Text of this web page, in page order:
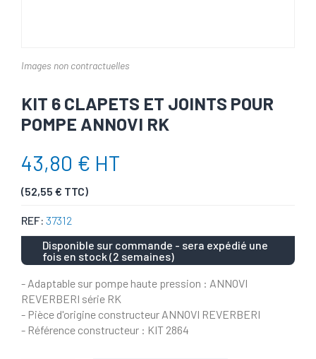
Images non contractuelles
KIT 6 CLAPETS ET JOINTS POUR
POMPE ANNOVI RK
43,80 € HT
(52,55 € TTC)
REF: 37312
Disponible sur commande - sera expédié une
fois en stock (2 semaines)
- Adaptable sur pompe haute pression : ANNOVI
REVERBERI série RK
- Pièce d'origine constructeur ANNOVI REVERBERI
- Référence constructeur : KIT 2864